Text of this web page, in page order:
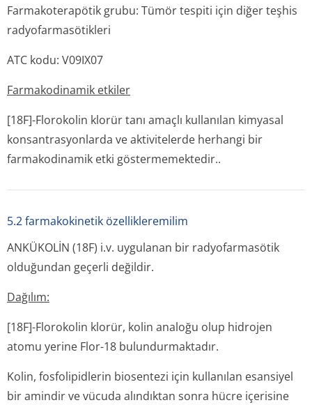
Farmakoterapötik grubu: Tümör tespiti için diğer teşhis
radyofarmasötikleri
ATC kodu: V09IX07
Farmakodinamik etkiler
[18F]-Florokolin klorür tanı amaçlı kullanılan kimyasal
konsantrasyonlarda ve aktivitelerde herhangi bir
farmakodinamik etki göstermemektedir..
5.2 farmakokinetik özellikleremilim
ANKÜKOLİN (18F) i.v. uygulanan bir radyofarmasötik
olduğundan geçerli değildir.
Dağılım:
[18F]-Florokolin klorür, kolin analoğu olup hidrojen
atomu yerine Flor-18 bulundurmak­tadır.
Kolin, fosfolipidlerin biosentezi için kullanılan esansiyel
bir amindir ve vücuda alındıktan sonra hücre içerisine